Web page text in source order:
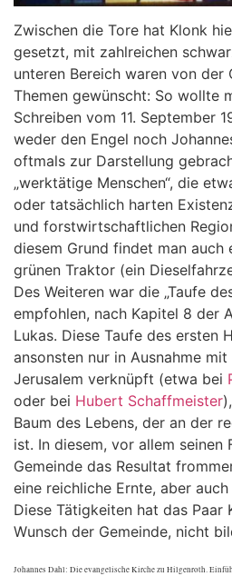
Zwischen die Tore hat Klonk
gesetzt, mit zahlreichen
unteren Bereich waren von der
Themen gewünscht: So wollte
Schreiben vom 11. September
weder den Engel noch
oftmals zur Darstellung
„werktätige Menschen“, die
oder tatsächlich harten
und forstwirtschaftlichen
diesem Grund findet man auch
grünen Traktor (ein
Des Weiteren war die „Taufe
empfohlen, nach Kapitel 8 der
Lukas. Diese Taufe des ersten
ansonsten nur in Ausnahme
Jerusalem verknüpft (etwa bei
oder bei Hubert Schaffmeister
Baum des Lebens, der an der
ist. In diesem, vor allem seinen
Gemeinde das Resultat
eine reichliche Ernte, aber
Diese Tätigkeiten hat das Paar
Wunsch der Gemeinde, nicht
Johannes Dahl: Die evangelische Kirche zu Hilgenroth.